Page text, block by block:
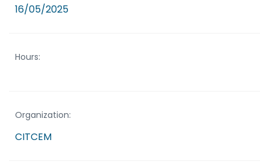
16/05/2025
Hours:
Organization:
CITCEM